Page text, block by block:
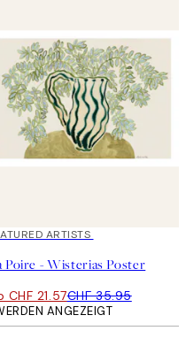
ARTISTS
Poire - Wisterias Poster
CHF 21.57CHF 35.95
ANGEZEIGT